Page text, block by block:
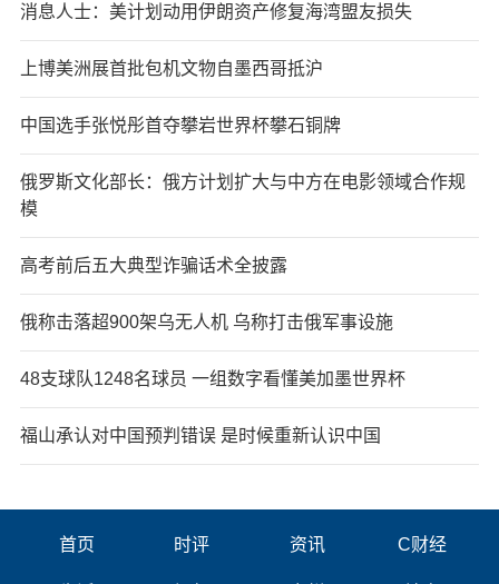
消息人士：美计划动用伊朗资产修复海湾盟友损失
上博美洲展首批包机文物自墨西哥抵沪
中国选手张悦彤首夺攀岩世界杯攀石铜牌
俄罗斯文化部长：俄方计划扩大与中方在电影领域合作规
模
高考前后五大典型诈骗话术全披露
俄称击落超900架乌无人机 乌称打击俄军事设施
48支球队1248名球员 一组数字看懂美加墨世界杯
福山承认对中国预判错误 是时候重新认识中国
首页 时评 资讯 C财经